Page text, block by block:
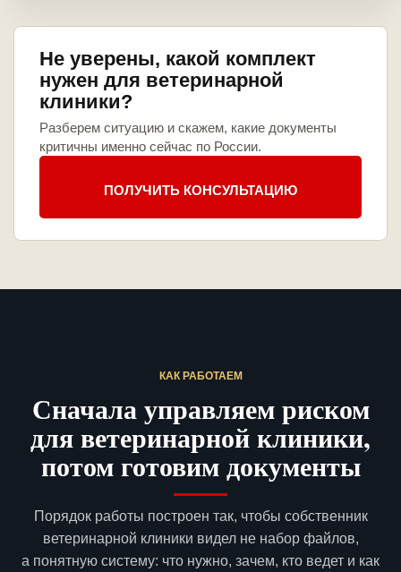
Не уверены, какой комплект
нужен для ветеринарной
клиники?
Разберем ситуацию и скажем, какие документы
критичны именно сейчас по России.
ПОЛУЧИТЬ КОНСУЛЬТАЦИЮ
КАК РАБОТАЕМ
Сначала управляем риском
для ветеринарной клиники,
потом готовим документы
Порядок работы построен так, чтобы собственник
ветеринарной клиники видел не набор файлов,
а понятную систему: что нужно, зачем, кто ведет и как